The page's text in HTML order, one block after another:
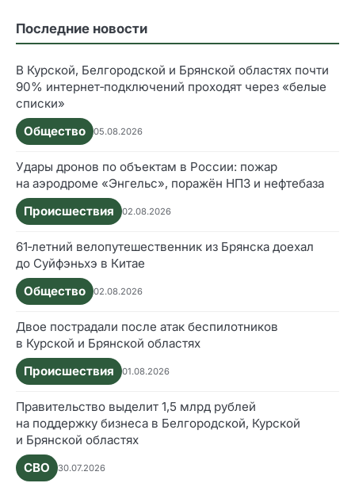
Последние новости
В Курской, Белгородской и Брянской областях почти
90% интернет‑подключений проходят через «белые
списки»
Общество
05.08.2026
Удары дронов по объектам в России: пожар
на аэродроме «Энгельс», поражён НПЗ и нефтебаза
Происшествия
02.08.2026
61‑летний велопутешественник из Брянска доехал
до Суйфэньхэ в Китае
Общество
02.08.2026
Двое пострадали после атак беспилотников
в Курской и Брянской областях
Происшествия
01.08.2026
Правительство выделит 1,5 млрд рублей
на поддержку бизнеса в Белгородской, Курской
и Брянской областях
СВО
30.07.2026